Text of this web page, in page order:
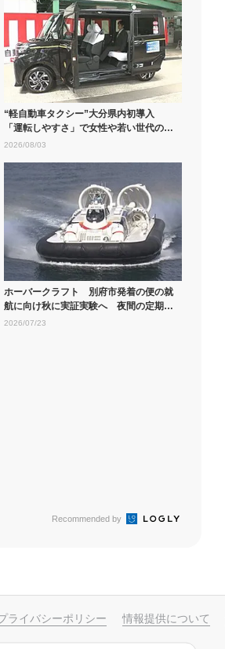
“軽自動車タクシー”大分県内初導入
「運転しやすさ」で女性や若い世代のド
ライバー...
2026/08/03
ホーバークラフト 別府市発着の便の就
航に向け秋に実証実験へ 夜間の定期便
運航は８...
2026/07/23
Recommended by
ライバシーポリシー 情報提供について